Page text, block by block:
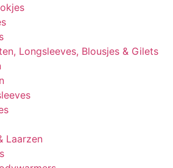
Longsleeves, Blousjes & Gilets
Laarzen